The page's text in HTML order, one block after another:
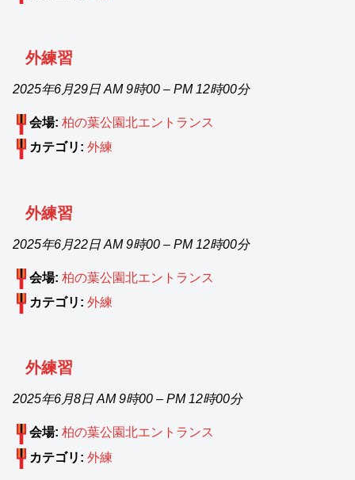
外練習
2025年6月29日 AM 9時00 – PM 12時00分
会場: 柏の葉公園北エントランス
カテゴリ: 外練
外練習
2025年6月22日 AM 9時00 – PM 12時00分
会場: 柏の葉公園北エントランス
カテゴリ: 外練
外練習
2025年6月8日 AM 9時00 – PM 12時00分
会場: 柏の葉公園北エントランス
カテゴリ: 外練